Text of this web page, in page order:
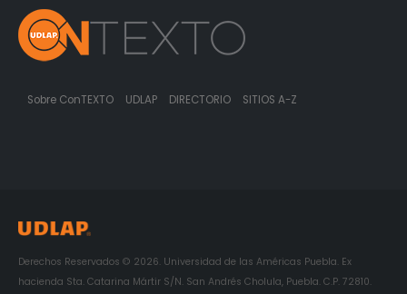
Sobre ConTEXTO UDLAP DIRECTORIO SITIOS A-Z
Derechos Reservados © 2026. Universidad de las Américas Puebla. Ex
hacienda Sta. Catarina Mártir S/N. San Andrés Cholula, Puebla. C.P. 72810.